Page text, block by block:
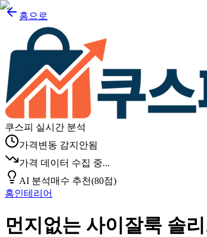
홈으로
쿠스피 실시간 분석
가격변동 감지안됨
가격 데이터 수집 중...
AI 분석매수 추천(80점)
홈인테리어
먼지없는 사이잘룩 솔